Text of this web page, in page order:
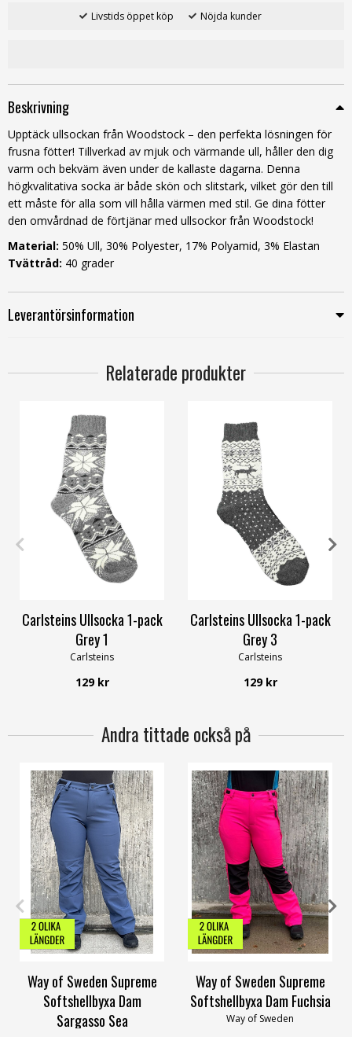
Livstids öppet köp Nöjda kunder
Beskrivning
Upptäck ullsockan från Woodstock – den perfekta lösningen för
frusna fötter! Tillverkad av mjuk och värmande ull, håller den dig
varm och bekväm även under de kallaste dagarna. Denna
högkvalitativa socka är både skön och slitstark, vilket gör den till
ett måste för alla som vill hålla värmen med stil. Ge dina fötter
den omvårdnad de förtjänar med ullsockor från Woodstock!
Material: 50% Ull, 30% Polyester, 17% Polyamid, 3% Elastan
Tvättråd: 40 grader
Leverantörsinformation
Relaterade produkter
39/42 43/45
Carlsteins Ullsocka 1-pack
Grey 1
Carlsteins
129 kr
39/42 43/45
Carlsteins Ullsocka 1-pack
Grey 3
Carlsteins
129 kr
Andra tittade också på
34 36 38 40 42 60
Way of Sweden Supreme
Softshellbyxa Dam
Sargasso Sea
34 36 38 40 42 60
Way of Sweden Supreme
Softshellbyxa Dam Fuchsia
Way of Sweden